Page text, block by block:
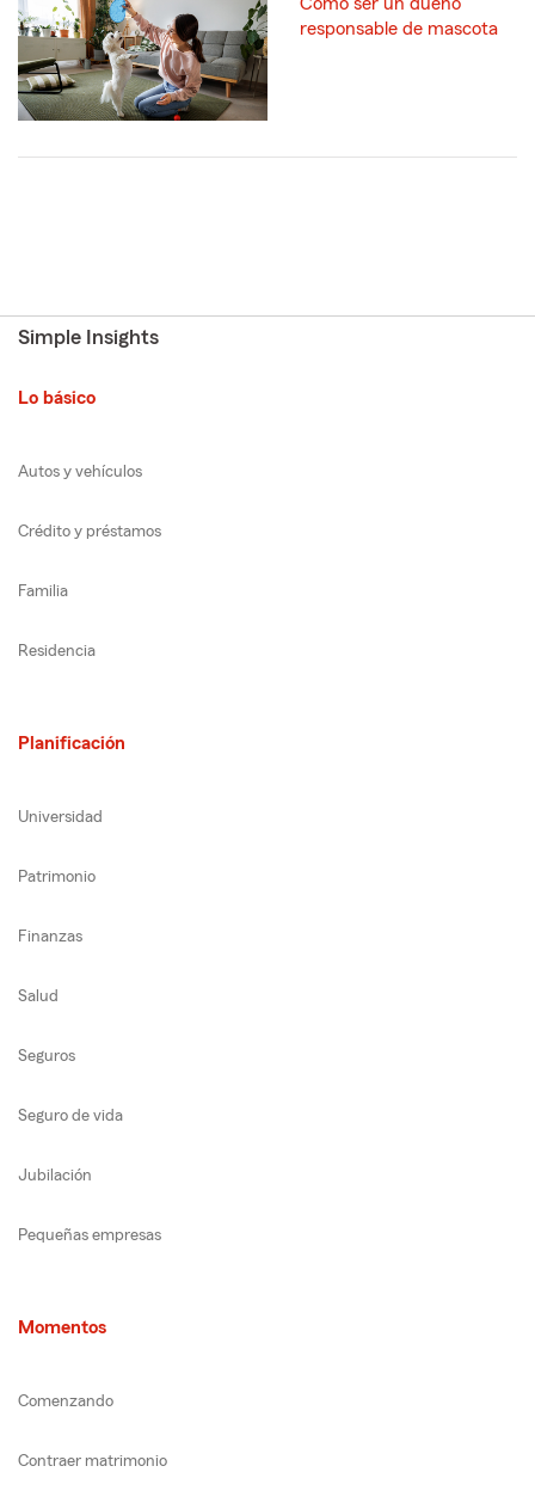
responsable de mascota
Simple Insights
Lo básico
Autos y vehículos
Crédito y préstamos
Familia
Residencia
Planificación
Universidad
Patrimonio
Finanzas
Salud
Seguros
Seguro de vida
Jubilación
Pequeñas empresas
Momentos
Comenzando
Contraer matrimonio